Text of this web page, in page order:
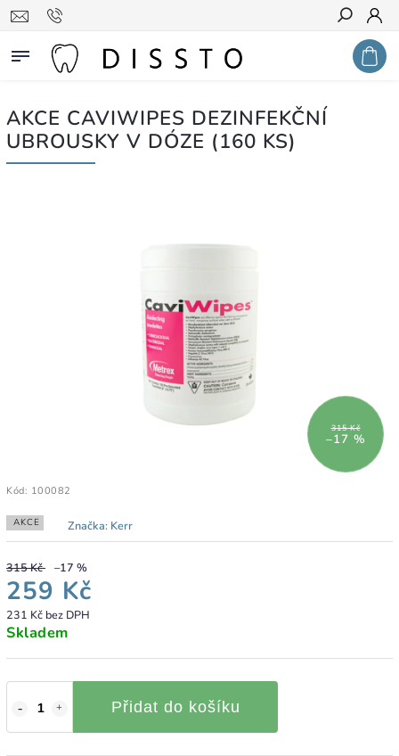
Hledat
AKCE CAVIWIPES DEZINFEKČNÍ
UBROUSKY V DÓZE (160 KS)
315 Kč
–17 %
Kód: 100082
AKCE Značka: Kerr
315 Kč –17 %
259 Kč
231 Kč bez DPH
Skladem
Přidat do košíku